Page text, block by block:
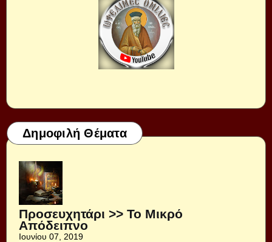
Δημοφιλή Θέματα
Προσευχητάρι >> Το Μικρό
Απόδειπνο
Ιουνίου 07, 2019